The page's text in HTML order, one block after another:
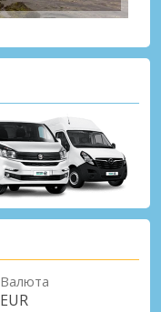
Валюта
EUR